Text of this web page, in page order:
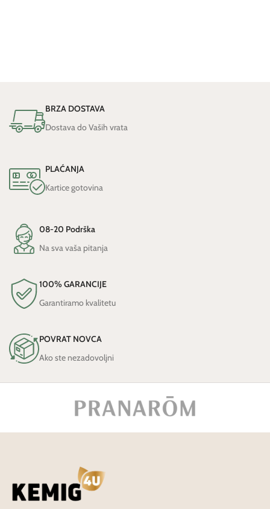
BRZA DOSTAVA
Dostava do Vaših vrata
PLAĆANJA
Kartice gotovina
08-20 Podrška
Na sva vaša pitanja
100% GARANCIJE
Garantiramo kvalitetu
POVRAT NOVCA
Ako ste nezadovoljni